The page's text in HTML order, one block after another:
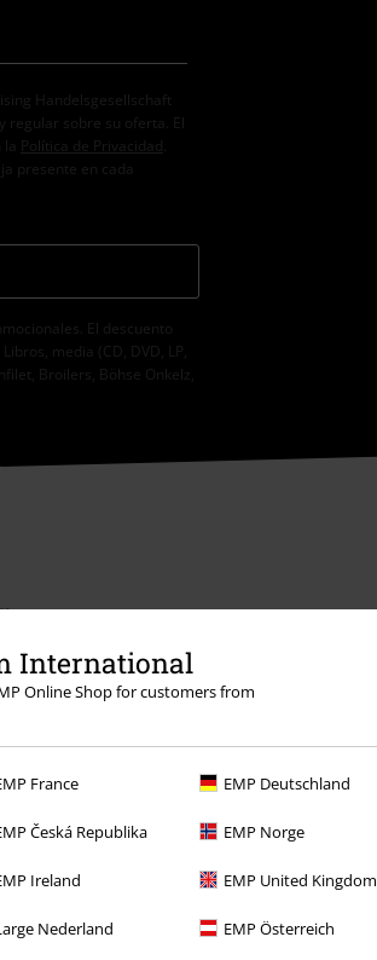
International
Online Shop for customers from
France EMP Deutschland
Česká Republika EMP Norge
Ireland EMP United Kingdom
Nederland EMP Österreich
Handelsgesellschaft
regular sobre su oferta. El
Política de Privacidad
presente en cada
El descuento
media (CD, DVD, LP,
Broilers, Böhse Onkelz,
para ti
Regalo